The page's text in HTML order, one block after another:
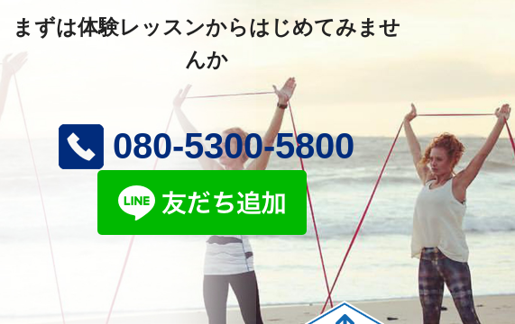
まずは体験レッスンからはじめてみませ
んか
080-5300-5800